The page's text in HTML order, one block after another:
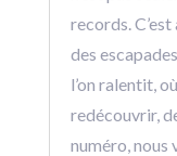
records.
des
l’on ralentit,
redécouvrir,
numéro, nous